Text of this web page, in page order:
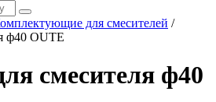
для смесителей /
ф40 OUTE
смесителя ф40